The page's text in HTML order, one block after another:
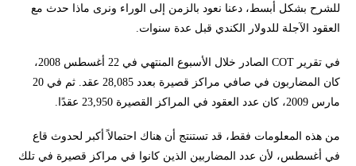
للشرح بشكل أبسط، دعنا نعود بالزمن إلى الوراء ونرى ماذا حدث مع
العقود الآجلة للدولار الكندي قبل عدة سنوات.
في تقرير COT الصادر خلال الأسبوع المنتهي في 22 أغسطس 2008،
كان المضاربون في صافي مراكز قصيرة بعدد 28,085 عقد. ثم في 20
مارس 2009، كان عدد العقود في المراكز القصيرة 23,950 عقدًا.
من هذه المعلومات فقط، قد تستنتج أن هناك احتمالاً أكبر لحدوث قاع
في أغسطس، لأن عدد المضاربين الذين كانوا في مراكز قصيرة في تلك